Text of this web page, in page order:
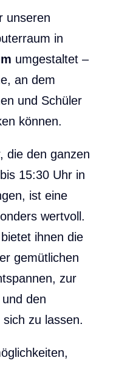
unseren
in
umgestaltet –
an dem
und Schüler
können.
die den ganzen
15:30 Uhr in
ist eine
wertvoll.
ihnen die
gemütlichen
zur
den
zu lassen.